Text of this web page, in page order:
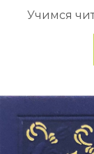
Учимся